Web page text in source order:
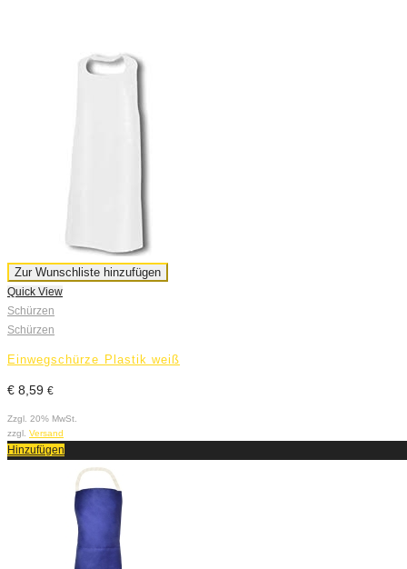
Zur Wunschliste hinzufügen
Quick View
Schürzen
Schürzen
Einwegschürze Plastik weiß
€ 8,59 €
Zzgl. 20% MwSt.
zzgl. Versand
Hinzufügen